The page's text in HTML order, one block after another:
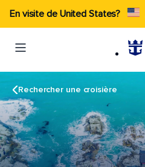
En visite de United States?
Rechercher une croisière